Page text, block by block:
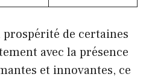
de certaines
avec la présence
et innovantes, ce